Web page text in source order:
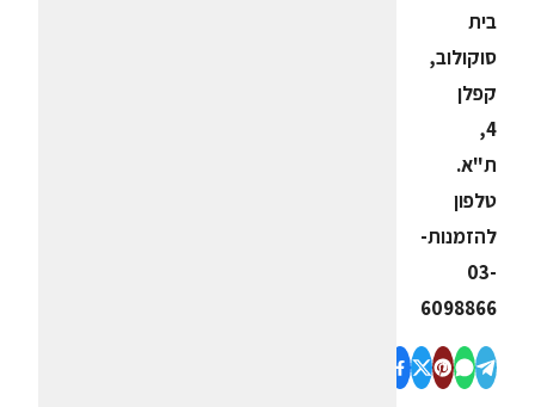
בית
סוקולוב,
קפלן
4,
ת"א.
טלפון
להזמנות-
03-
6098866